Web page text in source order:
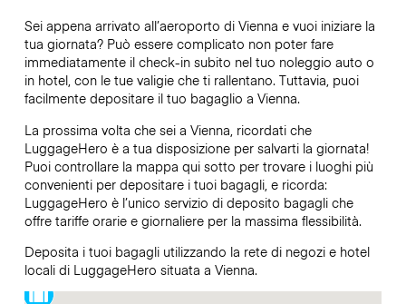
Sei appena arrivato all’aeroporto di Vienna e vuoi iniziare la
tua giornata? Può essere complicato non poter fare
immediatamente il check-in subito nel tuo noleggio auto o
in hotel, con le tue valigie che ti rallentano. Tuttavia, puoi
facilmente depositare il tuo bagaglio a Vienna.
La prossima volta che sei a Vienna, ricordati che
LuggageHero è a tua disposizione per salvarti la giornata!
Puoi controllare la mappa qui sotto per trovare i luoghi più
convenienti per depositare i tuoi bagagli, e ricorda:
LuggageHero è l’unico servizio di deposito bagagli che
offre tariffe orarie e giornaliere per la massima flessibilità.
Deposita i tuoi bagagli utilizzando la rete di negozi e hotel
locali di LuggageHero situata a Vienna.